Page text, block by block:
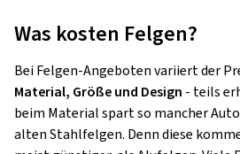
Was kosten Felgen?
Bei Felgen-Angeboten variiert der
Material, Größe und Design - teils
beim Material spart so mancher
alten Stahlfelgen. Denn diese